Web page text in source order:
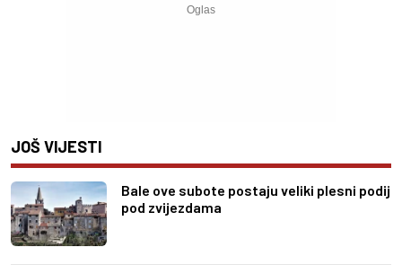
JOŠ VIJESTI
Bale ove subote postaju veliki plesni podij
pod zvijezdama